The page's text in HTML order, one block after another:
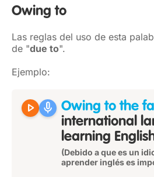
Owing to
Las reglas del uso de esta
de "due to".
Ejemplo:
play_arrow mic Owing to the
international
learning
(Debido a que es un
aprender inglés es